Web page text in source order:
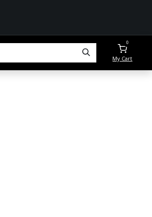
0
My Cart